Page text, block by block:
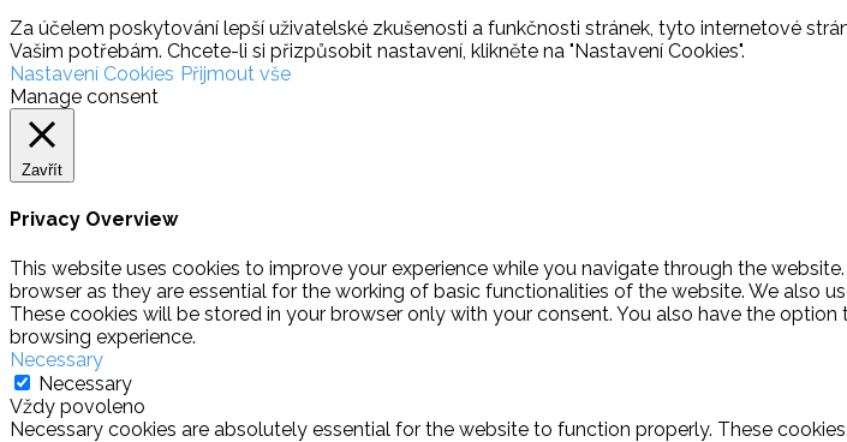
Za účelem poskytování lepší uživatelské zkušenosti a funkčnosti stránek, tyto internetové
Vašim potřebám. Chcete-li si přizpůsobit nastavení, klikněte na "Nastavení Cookies".
Nastavení Cookies Přijmout vše
Manage consent
Zavřít
Privacy Overview
This website uses cookies to improve your experience while you navigate through the
browser as they are essential for the working of basic functionalities of the website. We also
These cookies will be stored in your browser only with your consent. You also have the
browsing experience.
Necessary
Necessary
Vždy povoleno
Necessary cookies are absolutely essential for the website to function properly. These